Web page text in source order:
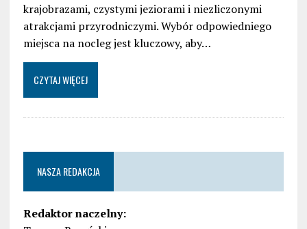
krajobrazami, czystymi jeziorami i niezliczonymi
atrakcjami przyrodniczymi. Wybór odpowiedniego
miejsca na nocleg jest kluczowy, aby…
CZYTAJ WIĘCEJ
NASZA REDAKCJA
Redaktor naczelny: